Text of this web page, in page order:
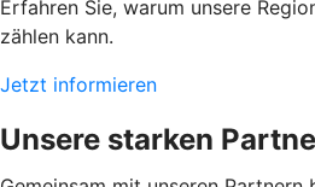
Erfahren Sie, warum unsere
zählen kann.
Jetzt informieren
Unsere starken